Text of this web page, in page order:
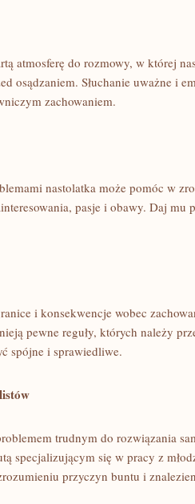
atmosferę do rozmowy,⁣ w której
osądzaniem. Słuchanie uważne i
⁤zachowaniem.
nastolatka może pomóc w
pasje i obawy.⁢ Daj mu
i konsekwencje wobec
pewne ⁣reguły,‌ których należy
spójne i sprawiedliwe.
trudnym do rozwiązania
specjalizującym się w pracy z‌
przyczyn buntu i